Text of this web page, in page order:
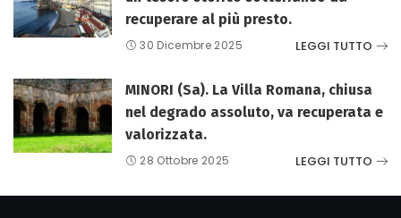
recuperare al più presto.
30 Dicembre 2025 LEGGI TUTTO
MINORI (Sa). La Villa Romana, chiusa
nel degrado assoluto, va recuperata e
valorizzata.
28 Ottobre 2025 LEGGI TUTTO